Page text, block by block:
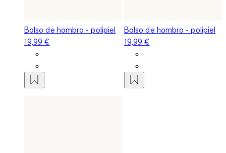
Bolso de hombro - polipiel
19,99 €
Bolso de hombro - polipiel
19,99 €